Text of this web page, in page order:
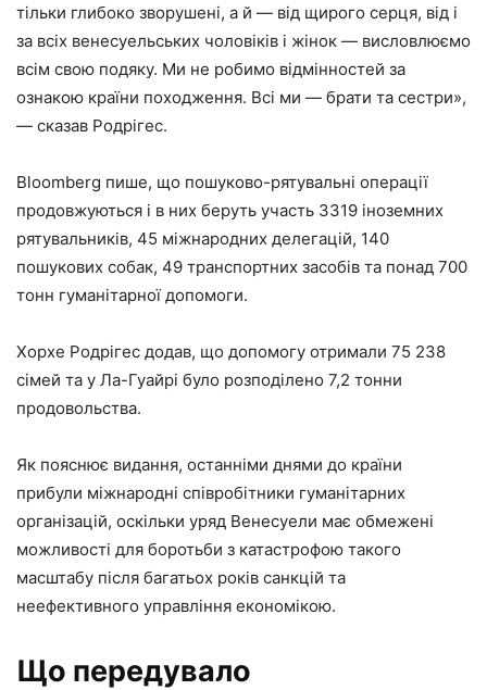
тільки глибоко зворушені, а й — від щирого серця, від і
за всіх венесуельських чоловіків і жінок — висловлюємо
всім свою подяку. Ми не робимо відмінностей за
ознакою країни походження. Всі ми — брати та сестри»,
— сказав Родрігес.
Bloomberg пише, що пошуково-рятувальні операції
продовжуються і в них беруть участь 3319 іноземних
рятувальників, 45 міжнародних делегацій, 140
пошукових собак, 49 транспортних засобів та понад 700
тонн гуманітарної допомоги.
Хорхе Родрігес додав, що допомогу отримали 75 238
сімей та у Ла-Гуайрі було розподілено 7,2 тонни
продовольства.
Як пояснює видання, останніми днями до країни
прибули міжнародні співробітники гуманітарних
організацій, оскільки уряд Венесуели має обмежені
можливості для боротьби з катастрофою такого
масштабу після багатьох років санкцій та
неефективного управління економікою.
Що передувало